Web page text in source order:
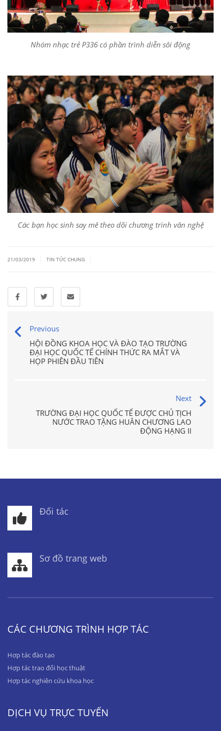
Nhóm nhạc trẻ P336 có phần trình diễn sôi động
Các bạn học sinh say mê theo dõi chương trình văn nghệ
21/03/2019 TIN TỨC CHUNG
Previous
HỘI ĐỒNG KHOA HỌC VÀ ĐÀO TẠO TRƯỜNG
ĐẠI HỌC QUỐC TẾ CHÍNH THỨC RA MẮT VÀ
HỌP PHIÊN ĐẦU TIÊN
Next
TRƯỜNG ĐẠI HỌC QUỐC TẾ ĐƯỢC CHỦ TỊCH
NƯỚC TRAO TẶNG HUÂN CHƯƠNG LAO
ĐỘNG HẠNG II
Đối tác
Sơ đồ trang web
CÁC CHƯƠNG TRÌNH HỢP TÁC
Hợp tác đào tạo
Hợp tác trao đổi học thuật
Hợp tác nghiên cứu khoa học
DỊCH VỤ TRỰC TUYẾN